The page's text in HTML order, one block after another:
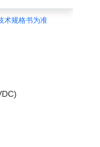
术规格书为准